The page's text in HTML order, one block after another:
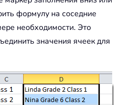
формулу на соседние
необходимости. Это
значения ячеек для